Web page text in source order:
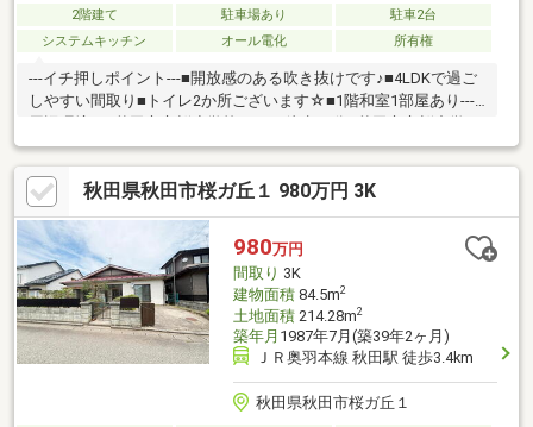
2階建て 駐車場あり
駐車2台
システムキッチン
オール電化 所有権
---イチ押しポイント---■開放感のある吹き抜けです♪■4LDKで過ご
しやすい間取り■トイレ2か所ございます☆■1階和室1部屋あり---
校・・・徒歩14分■ローソン秋田さくら店様・・・車で3分■秋田
銀行桜支店様・・・車で3分※当社では他社様が掲載している物件
もご紹介、ご案内が可能です！あわせて内覧を希望される際は、
お問い合わせの際希望の物件名をお申し付けくださいませ！「お
家探し」「ご売却」は株式会社リプロデザインにおまかせ下さ
い！お客様にお会いできること、スタッフ一同、心よりお待ちし
ております！
秋田県秋田市桜ガ丘１ 980万円 3K
980万円
間取り 3K
建物面積84.5m2
土地面積214.28m2
築年月 1987年7月(築39年2ヶ月)
ＪＲ奥羽本線 秋田駅 徒歩3.4km
秋田県秋田市桜ガ丘１